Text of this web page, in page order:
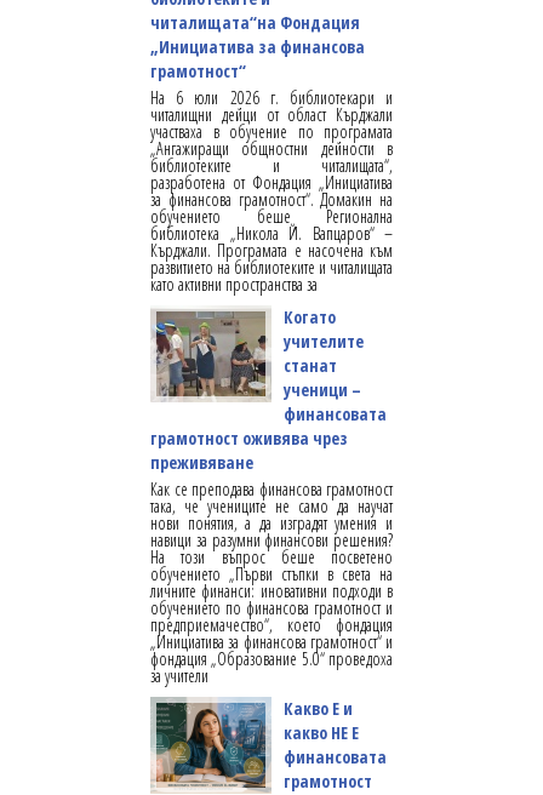
читалищата“на Фондация
„Инициатива за финансова
грамотност“
На 6 юли 2026 г. библиотекари и
читалищни дейци от област Кърджали
участваха в обучение по програмата
„Ангажиращи общностни дейности в
библиотеките и читалищата“,
разработена от Фондация „Инициатива
за финансова грамотност“. Домакин на
обучението беше Регионална
библиотека „Никола Й. Вапцаров“ –
Кърджали. Програмата е насочена към
развитието на библиотеките и читалищата
като активни пространства за
Когато
учителите
станат
ученици –
финансовата
грамотност оживява чрез
преживяване
Как се преподава финансова грамотност
така, че учениците не само да научат
нови понятия, а да изградят умения и
навици за разумни финансови решения?
На този въпрос беше посветено
обучението „Първи стъпки в света на
личните финанси: иновативни подходи в
обучението по финансова грамотност и
предприемачество“, което фондация
„Инициатива за финансова грамотност“ и
фондация „Образование 5.0“ проведоха
за учители
Какво Е и
какво НЕ Е
финансовата
грамотност